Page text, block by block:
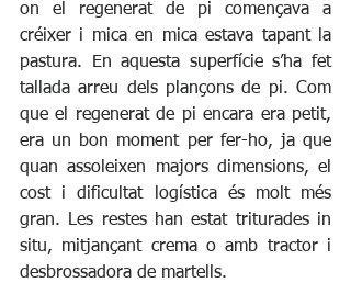
on el regenerat de pi començava a
créixer i mica en mica estava tapant la
pastura. En aquesta superfície s’ha fet
tallada arreu dels plançons de pi. Com
que el regenerat de pi encara era petit,
era un bon moment per fer-ho, ja que
quan assoleixen majors dimensions, el
cost i dificultat logística és molt més
gran. Les restes han estat triturades in
situ, mitjançant crema o amb tractor i
desbrossadora de martells.